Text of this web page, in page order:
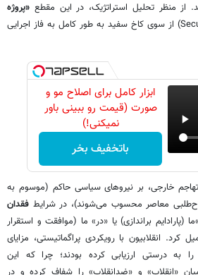
از منظر تحلیل استراتژیک، در این مقطع «پروژه
(Securitization) از سوی کاخ سفید به طور کامل به فاز اجرایی
ابزار کامل برای اصلاح مو و
صورت (قیمت رو ببینی باور
نمیکنی!)
باتخفیف بخر
خارجی، بر نیروهای سیاسی حاکم (موسوم به
معاصر محسوب می‌شوند)، در شرایط فقدان
(پارادایم براندازی) یا «در» ما (موافقت و استقرار
کرد. انقلابیون با رویکردی پراگماتیستی، مزایای
به درستی ارزیابی کرده بودند؛ چرا که این